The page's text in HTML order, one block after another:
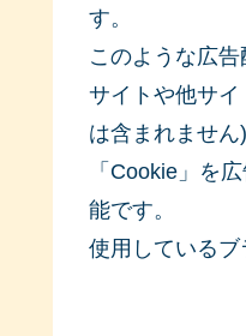
す。
このような広
サイトや他サ
は含まれません
「Cookie」を
能です。
使用しているブ